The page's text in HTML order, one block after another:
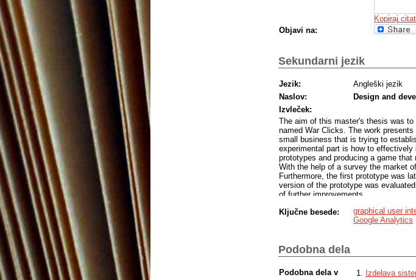
Kopiraj citat
Objavi na:
Sekundarni jezik
Jezik:
Angleški jezik
Naslov:
Design and
Izvleček:
The aim of this master's thesis was
named War Clicks. The work
small business that is trying to
experimental part is how to
prototypes and producing a game that
With the help of a survey the market
Furthermore, the first prototype was
version of the prototype was
of further improvements.
understandig their problems is the
game that impress players the most
the subsequent iterations of the
small team of designers and
effectively attracts players and reflects
Through the process of preparing the
Ključne besede: graphical user
Google Analytics
Podobna dela
Podobna dela v
Izdelava